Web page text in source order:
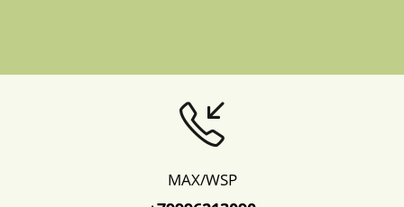
MAX/WSP